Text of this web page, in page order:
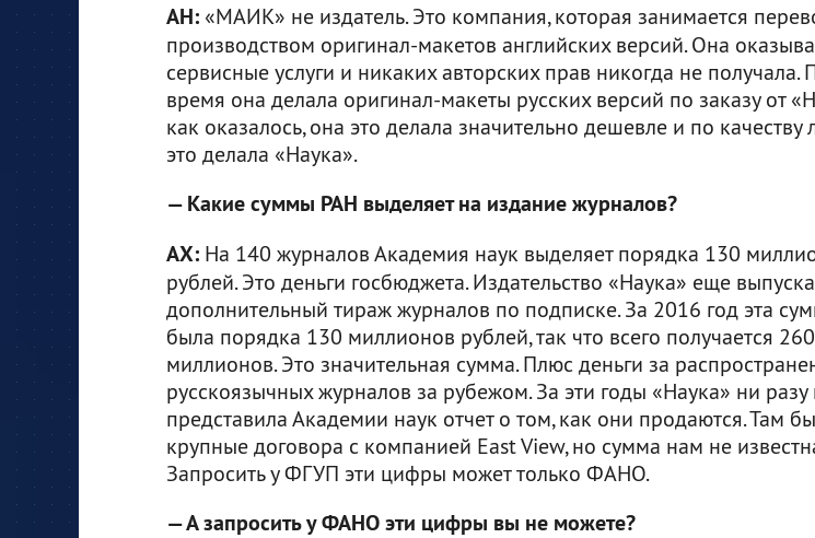
АН: «МАИК» не издатель. Это компания, которая занимается
производством оригинал-макетов английских версий. Она
сервисные услуги и никаких авторских прав никогда не получала.
время она делала оригинал-макеты русских версий по заказу от
как оказалось, она это делала значительно дешевле и по качеству
это делала «Наука».
— Какие суммы РАН выделяет на издание журналов?
АХ: На 140 журналов Академия наук выделяет порядка 130
рублей. Это деньги госбюджета. Издательство «Наука» еще
дополнительный тираж журналов по подписке. За 2016 год эта
была порядка 130 миллионов рублей, так что всего получается 260
миллионов. Это значительная сумма. Плюс деньги за
русскоязычных журналов за рубежом. За эти годы «Наука» ни разу
представила Академии наук отчет о том, как они продаются. Там
крупные договора с компанией East View, но сумма нам не
Запросить у ФГУП эти цифры может только ФАНО.
— А запросить у ФАНО эти цифры вы не можете?